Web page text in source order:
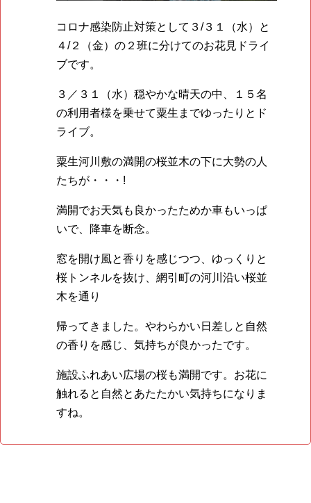
コロナ感染防止対策として３/３１（水）と
４/２（金）の２班に分けてのお花見ドライ
ブです。
３／３１（水）穏やかな晴天の中、１５名
の利用者様を乗せて粟生までゆったりとド
ライブ。
粟生河川敷の満開の桜並木の下に大勢の人
たちが・・・!
満開でお天気も良かったためか車もいっぱ
いで、降車を断念。
窓を開け風と香りを感じつつ、ゆっくりと
桜トンネルを抜け、網引町の河川沿い桜並
木を通り
帰ってきました。やわらかい日差しと自然
の香りを感じ、気持ちが良かったです。
施設ふれあい広場の桜も満開です。お花に
触れると自然とあたたかい気持ちになりま
すね。